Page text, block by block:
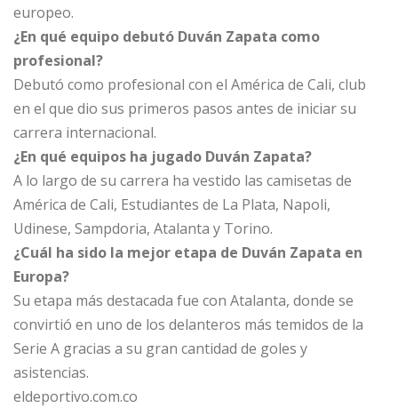
europeo.
¿En qué equipo debutó Duván Zapata como
profesional?
Debutó como profesional con el América de Cali, club
en el que dio sus primeros pasos antes de iniciar su
carrera internacional.
¿En qué equipos ha jugado Duván Zapata?
A lo largo de su carrera ha vestido las camisetas de
América de Cali, Estudiantes de La Plata, Napoli,
Udinese, Sampdoria, Atalanta y Torino.
¿Cuál ha sido la mejor etapa de Duván Zapata en
Europa?
Su etapa más destacada fue con Atalanta, donde se
convirtió en uno de los delanteros más temidos de la
Serie A gracias a su gran cantidad de goles y
asistencias.
eldeportivo.com.co